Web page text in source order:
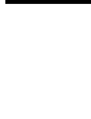
1182개팀 전수조사